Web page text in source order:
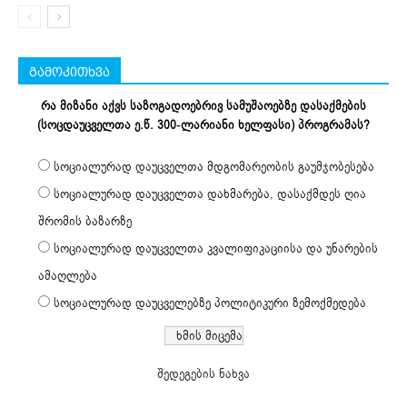
გამოკითხვა
რა მიზანი აქვს საზოგადოებრივ სამუშაოებზე დასაქმების
(სოცდაუცველთა ე.წ. 300-ლარიანი ხელფასი) პროგრამას?
სოციალურად დაუცველთა მდგომარეობის გაუმჯობესება
სოციალურად დაუცველთა დახმარება, დასაქმდეს ღია
შრომის ბაზარზე
სოციალურად დაუცველთა კვალიფიკაციისა და უნარების
ამაღლება
სოციალურად დაუცველებზე პოლიტიკური ზემოქმედება
შედეგების ნახვა